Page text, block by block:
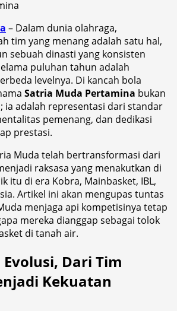
– Dalam dunia olahraga,
tim yang menang adalah satu hal,
sebuah dinasti yang konsisten
puluhan tahun adalah
levelnya. Di kancah bola
Satria Muda Pertamina bukan
ia adalah representasi dari standar
pemenang, dan dedikasi
prestasi.
Muda telah bertransformasi dari
raksasa yang menakutkan di
itu di era Kobra, Mainbasket, IBL,
Artikel ini akan mengupas tuntas
menjaga api kompetisinya tetap
mereka dianggap sebagai tolok
di tanah air.
Dari Tim
Kekuatan